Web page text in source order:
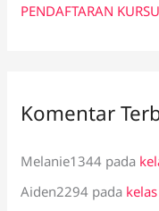
PENDAFTARAN
Komentar
Melanie1344 pada
Aiden2294 pada